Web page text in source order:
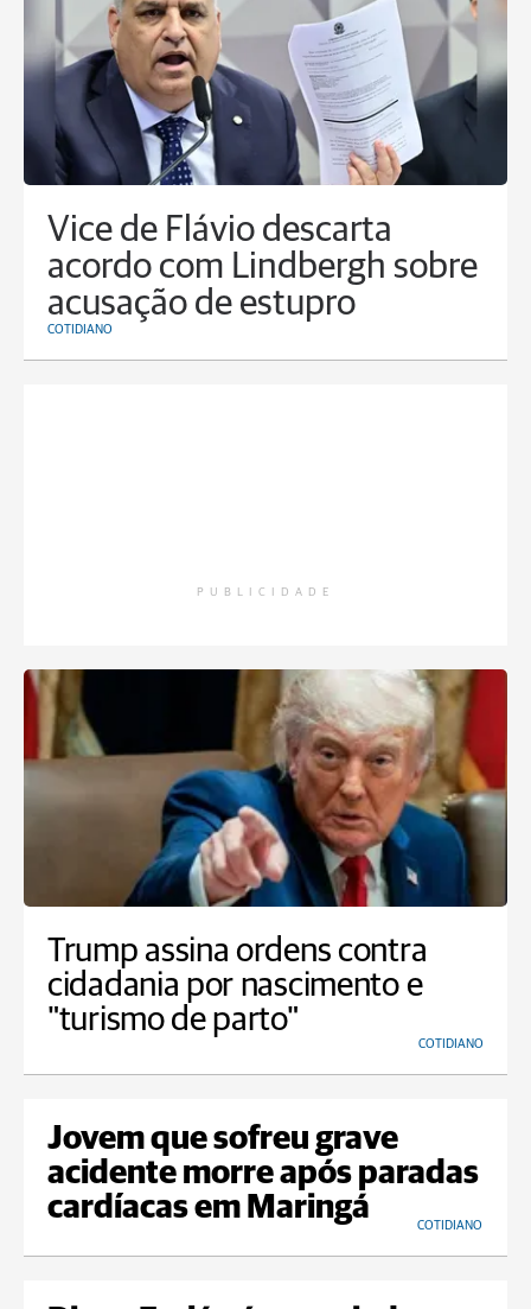
Vice de Flávio descarta
acordo com Lindbergh sobre
acusação de estupro
COTIDIANO
PUBLICIDADE
Trump assina ordens contra
cidadania por nascimento e
"turismo de parto"
COTIDIANO
Jovem que sofreu grave
acidente morre após paradas
cardíacas em Maringá
COTIDIANO